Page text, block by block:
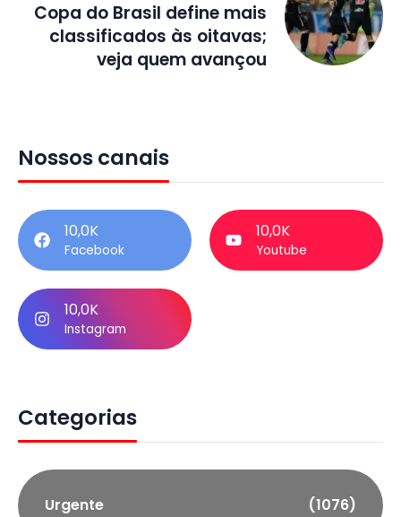
Copa do Brasil define mais
classificados às oitavas;
veja quem avançou
Nossos canais
10,0K
Facebook
10,0K
Youtube
10,0K
Instagram
Categorias
Urgente (1076)